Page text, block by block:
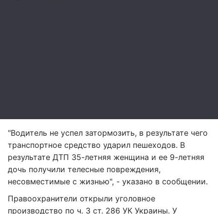
"Водитель не успел затормозить, в результате чего
транспортное средство ударил пешеходов. В
результате ДТП 35-летняя женщина и ее 9-летняя
дочь получили телесные повреждения,
несовместимые с жизнью", - указано в сообщении.
Правоохранители открыли уголовное
производство по ч. 3 ст. 286 УК Украины. У